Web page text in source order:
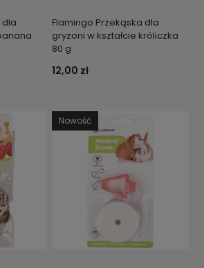
dla
Flamingo Przekąska dla
gryzoni w kształcie króliczka
80 g
12,00 zł
Nowość